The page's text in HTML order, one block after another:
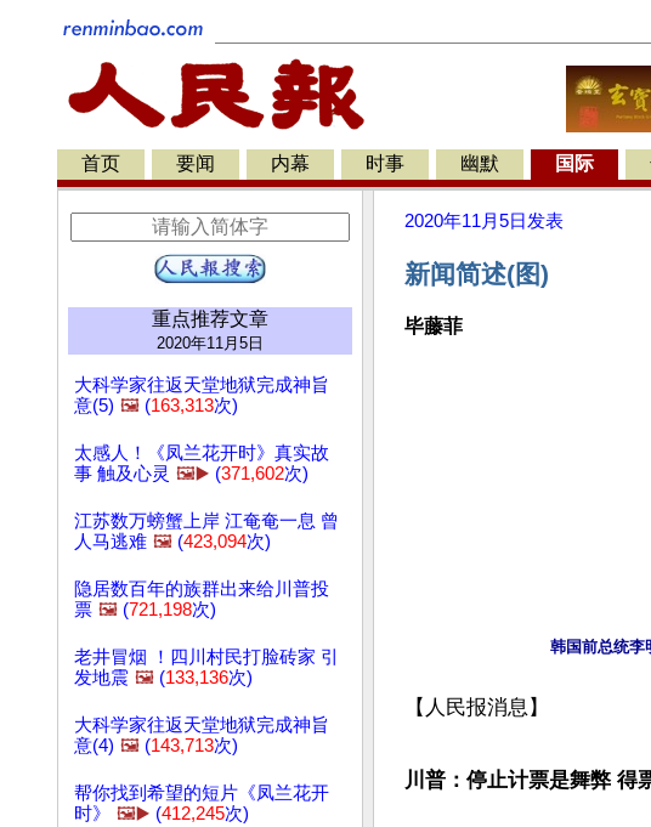
首页 要闻 内幕 时事 幽默 国际
重点推荐文章
2020年11月5日
大科学家往返天堂地狱完成神旨
意(5) 🖼️ (163,313次)
太感人！《凤兰花开时》真实故
事 触及心灵 🖼️▶️ (371,602次)
江苏数万螃蟹上岸 江奄奄一息 曾
人马逃难 🖼️ (423,094次)
隐居数百年的族群出来给川普投
票 🖼️ (721,198次)
老井冒烟 ！四川村民打脸砖家 引
发地震 🖼️ (133,136次)
大科学家往返天堂地狱完成神旨
意(4) 🖼️ (143,713次)
帮你找到希望的短片《凤兰花开
时》
🖼️▶️ (412,245次)
2020年11月5日 发表
新闻简述(图)
毕藤菲
【人民报消息】
川普：停止计票是舞弊 得